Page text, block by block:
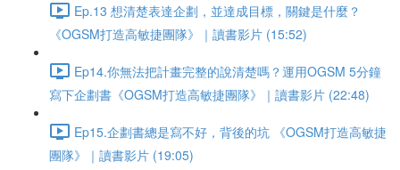
Ep.13 想清楚表達企劃，並達成目標，關鍵是什麼？
《OGSM打造高敏捷團隊》｜讀書影片 (15:52)
Ep14.你無法把計畫完整的說清楚嗎？運用OGSM 5分鐘
寫下企劃書《OGSM打造高敏捷團隊》｜讀書影片 (22:48)
Ep15.企劃書總是寫不好，背後的坑 《OGSM打造高敏捷
團隊》｜讀書影片 (19:05)